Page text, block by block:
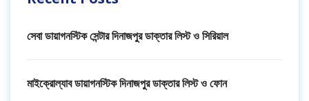
সেবা ডায়াগনস্টিক সেন্টার দিনাজপুর ডাক্তার লিস্ট ও সিরিয়াল
মাইক্রোল্যাব ডায়াগনস্টিক দিনাজপুর ডাক্তার লিস্ট ও ফোন